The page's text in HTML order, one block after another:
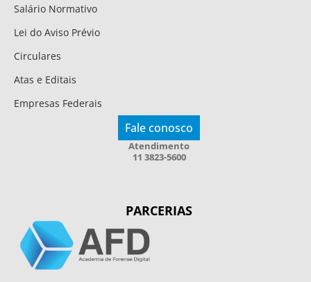
Salário Normativo
Lei do Aviso Prévio
Circulares
Atas e Editais
Empresas Federais
Fale conosco
Atendimento
11 3823-5600
PARCERIAS